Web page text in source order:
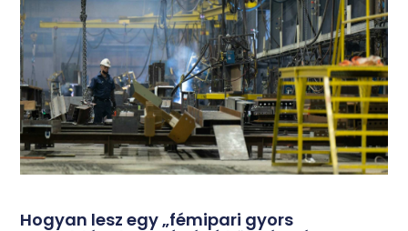
Hogyan lesz egy „fémipari gyors